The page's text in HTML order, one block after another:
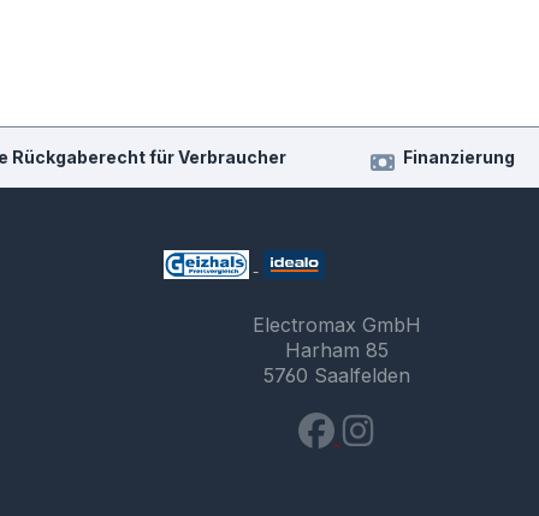
Rückgaberecht für Verbraucher Finanzierung
Electromax GmbH
Harham 85
5760 Saalfelden